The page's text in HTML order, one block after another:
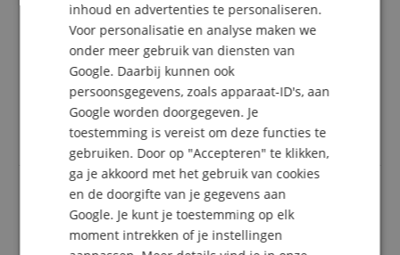
Instrumentale cursus D1 D2 D3 Saxofoon
Beoordeling doorIngridaop 13.11.2020
VariantInstrumentalcursus D1 D2 D3 Saxofoon Praktijkboek
Deze beoordeling is automatisch vertaald. Originele taal
geverifieerde aankoop
Een heel goed boek. Zeer snelle en betrouwbare
afhandeling van de bestelling.
Tenor hoorn oefenboekje
Beoordeling doorTiloop 06.12.2019
SPANISH
inhoud en advertenties te personaliseren.
Voor personalisatie en analyse maken we
onder meer gebruik van diensten van
Google. Daarbij kunnen ook
persoonsgegevens, zoals apparaat-ID's, aan
Google worden doorgegeven. Je
toestemming is vereist om deze functies te
gebruiken. Door op "Accepteren" te klikken,
ga je akkoord met het gebruik van cookies
en de doorgifte van je gegevens aan
Google. Je kunt je toestemming op elk
moment intrekken of je instellingen